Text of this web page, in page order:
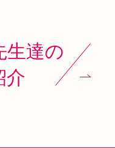
生達の
介